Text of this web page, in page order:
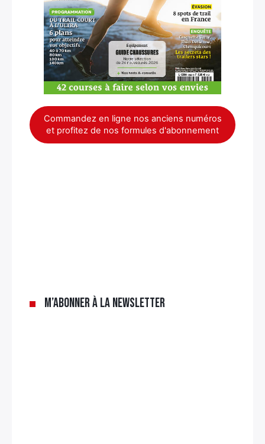
Commandez en ligne nos anciens numéros
et profitez de nos formules d'abonnement
M’abonner à la newsletter
Rechercher